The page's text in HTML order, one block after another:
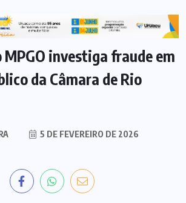
MPGO investiga fraude em
da Câmara de Rio
5 DE FEVEREIRO DE 2026